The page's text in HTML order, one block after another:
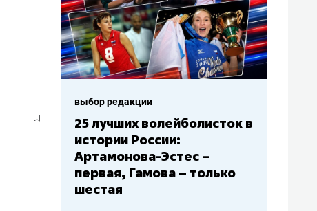
выбор редакции
Бюджеты клубов КХЛ: СКА
– главный мажор, «Ак
Барс» – второй, «Салават
Юлаев» – середняк